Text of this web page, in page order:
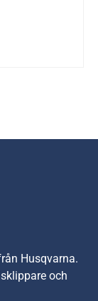
Husqvarna.
och